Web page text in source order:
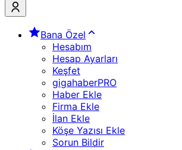
Bana Özel
Hesabım
Hesap Ayarları
Keşfet
gigahaberPRO
Haber Ekle
Firma Ekle
İlan Ekle
Köşe Yazısı Ekle
Sorun Bildir